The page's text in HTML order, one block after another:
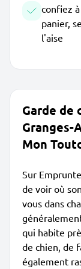
confiez
panier,
l'aise
Garde de
Granges-
Mon
Sur
de voir où
vous dans
qui habite
de chien, de
également